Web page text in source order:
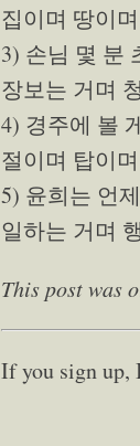
집이며 땅이
3) 손님 몇 분
장보는 거며
4) 경주에 볼
절이며 탑이
5) 윤희는 언
일하는 거며
This post was
If you sign up,